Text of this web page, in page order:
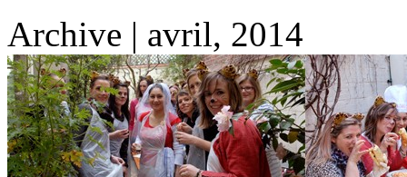
Archive | avril, 2014